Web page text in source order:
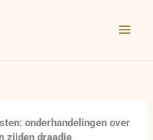
onderhandelingen over
zijden draadje